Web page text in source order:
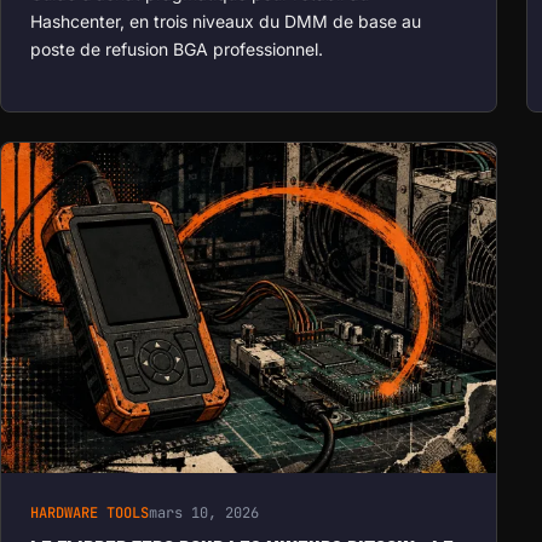
Hashcenter, en trois niveaux du DMM de base au
poste de refusion BGA professionnel.
HARDWARE TOOLSmars 10, 2026